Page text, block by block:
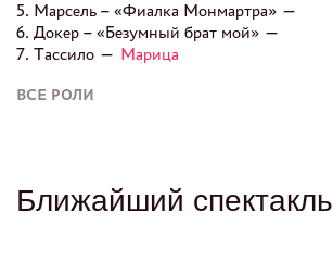
5. Марсель – «Фиалка Монмартра» —
6. Докер – «Безумный брат мой» —
7. Тассило — Марица
ВСЕ РОЛИ
Ближайший спектакль